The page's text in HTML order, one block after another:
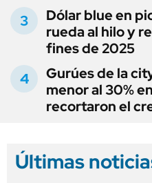
Dólar blue en
rueda al hilo y
fines de 2025
Gurúes de la
menor al 30%
recortaron el
Últimas